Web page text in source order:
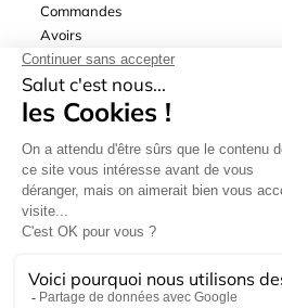
Commandes
Avoirs
Adresses
Bons de réduction
de ventes| © Hydrodis 2003-